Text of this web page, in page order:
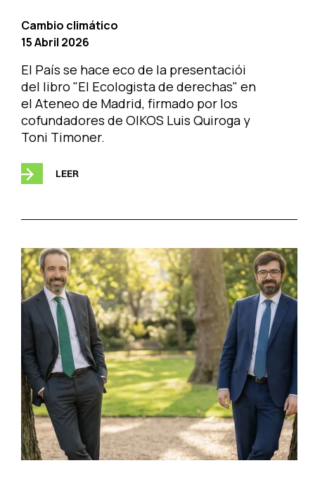
Cambio climático
15 Abril 2026
El País se hace eco de la presentaciói
del libro "El Ecologista de derechas" en
el Ateneo de Madrid, firmado por los
cofundadores de OIKOS Luis Quiroga y
Toni Timoner.
LEER